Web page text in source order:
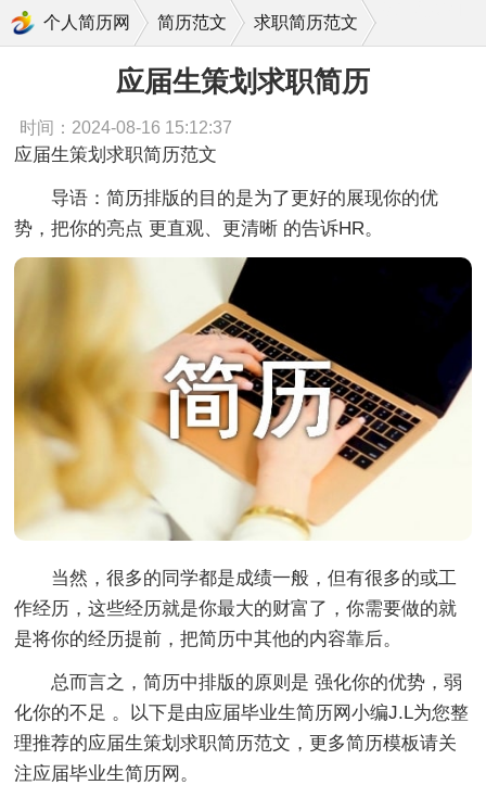
个人简历网 简历范文 求职简历范文
应届生策划求职简历
时间：2024-08-16 15:12:37
应届生策划求职简历范文
导语：简历排版的目的是为了更好的展现你的优
势，把你的亮点 更直观、更清晰 的告诉HR。
当然，很多的同学都是成绩一般，但有很多的或工
作经历，这些经历就是你最大的财富了，你需要做的就
是将你的经历提前，把简历中其他的内容靠后。
总而言之，简历中排版的原则是 强化你的优势，弱
化你的不足 。以下是由应届毕业生简历网小编J.L为您整
理推荐的应届生策划求职简历范文，更多简历模板请关
注应届毕业生简历网。